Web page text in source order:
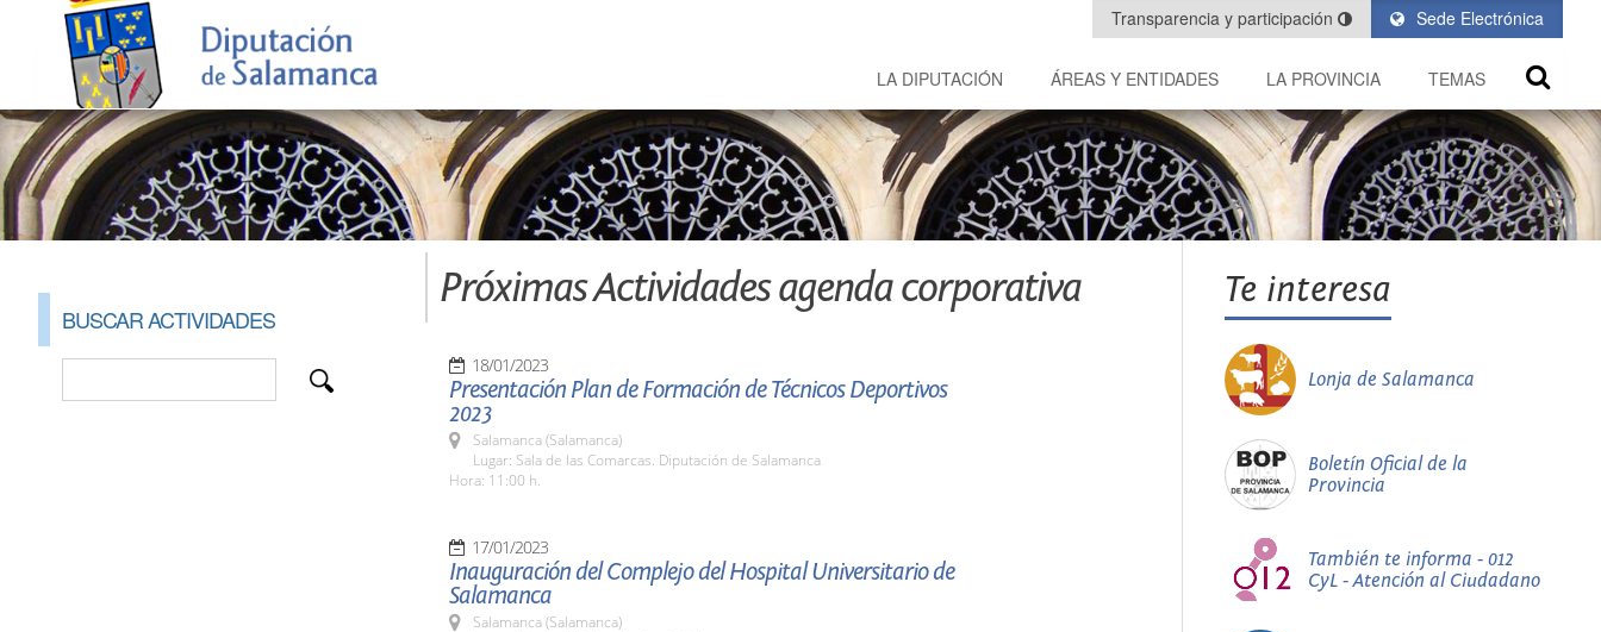
Sede Electrónica
Transparencia y participación
LA DIPUTACIÓN ÁREAS Y ENTIDADES LA PROVINCIA TEMAS
BUSCAR ACTIVIDADES
Próximas Actividades agenda corporativa
18/01/2023
Presentación Plan de Formación de Técnicos Deportivos
2023
Salamanca (Salamanca)
Lugar: Sala de las Comarcas. Diputación de Salamanca
Hora: 11:00 h.
17/01/2023
Inauguración del Complejo del Hospital Universitario de
Salamanca
Salamanca (Salamanca)
Te interesa
Lonja de Salamanca
Boletín Oficial de la
Provincia
También te informa - 012
CyL - Atención al Ciudadano